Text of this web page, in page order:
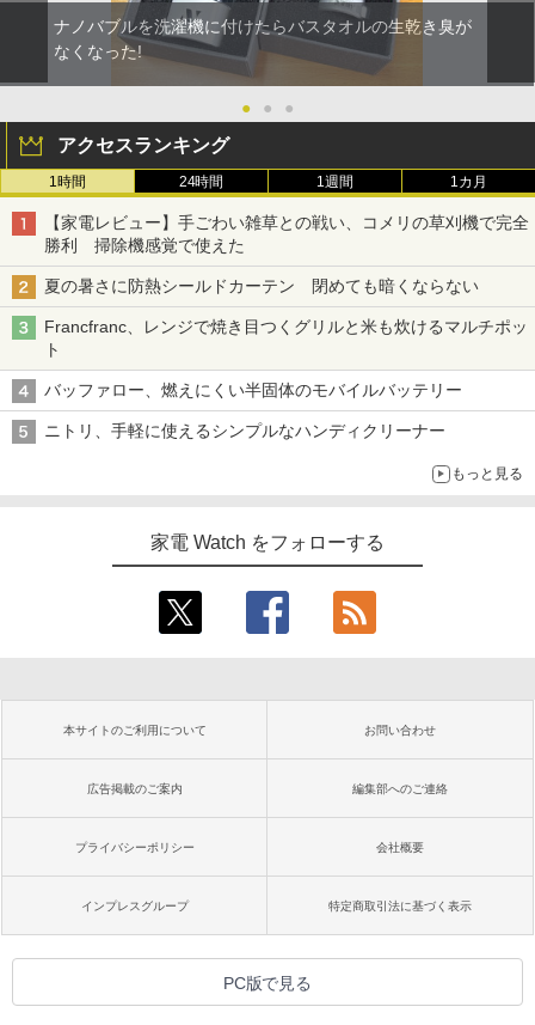
ナノバブルを洗濯機に付けたらバスタオルの生乾き臭が
なくなった!
● ● ●
アクセスランキング
1時間 24時間 1週間 1カ月
【家電レビュー】手ごわい雑草との戦い、コメリの草刈機で完全
勝利 掃除機感覚で使えた
夏の暑さに防熱シールドカーテン 閉めても暗くならない
Francfranc、レンジで焼き目つくグリルと米も炊けるマルチポッ
ト
バッファロー、燃えにくい半固体のモバイルバッテリー
ニトリ、手軽に使えるシンプルなハンディクリーナー
もっと見る
家電 Watch をフォローする
本サイトのご利用について お問い合わせ
広告掲載のご案内 編集部へのご連絡
プライバシーポリシー 会社概要
インプレスグループ 特定商取引法に基づく表示
PC版で見る